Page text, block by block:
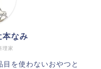
理家
本なみ
目を使わないおやつと